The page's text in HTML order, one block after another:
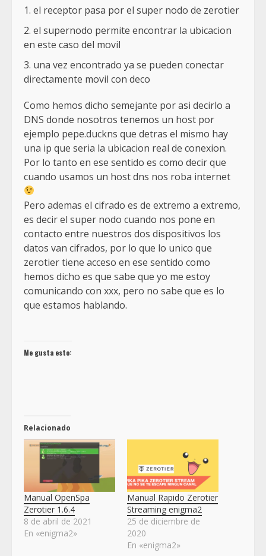
el receptor pasa por el super nodo de zerotier
el supernodo permite encontrar la ubicacion
en este caso del movil
una vez encontrado ya se pueden conectar
directamente movil con deco
Como hemos dicho semejante por asi decirlo a
DNS donde nosotros tenemos un host por
ejemplo pepe.duckns que detras el mismo hay
una ip que seria la ubicacion real de conexion.
Por lo tanto en ese sentido es como decir que
cuando usamos un host dns nos roba internet
Pero ademas el cifrado es de extremo a extremo,
es decir el super nodo cuando nos pone en
contacto entre nuestros dos dispositivos los
datos van cifrados, por lo que lo unico que
zerotier tiene acceso en ese sentido como
hemos dicho es que sabe que yo me estoy
comunicando con xxx, pero no sabe que es lo
que estamos hablando.
Me gusta esto:
Relacionado
Manual OpenSpa
Zerotier 1.6.4
8 de abril de 2021
En «enigma2»
Manual Rapido Zerotier
Streaming enigma2
25 de diciembre de
2020
En «enigma2»